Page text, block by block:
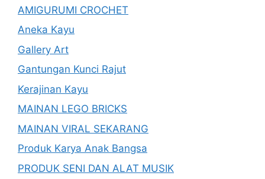
AMIGURUMI CROCHET
Aneka Kayu
Gallery Art
Gantungan Kunci Rajut
Kerajinan Kayu
MAINAN LEGO BRICKS
MAINAN VIRAL SEKARANG
Produk Karya Anak Bangsa
PRODUK SENI DAN ALAT MUSIK